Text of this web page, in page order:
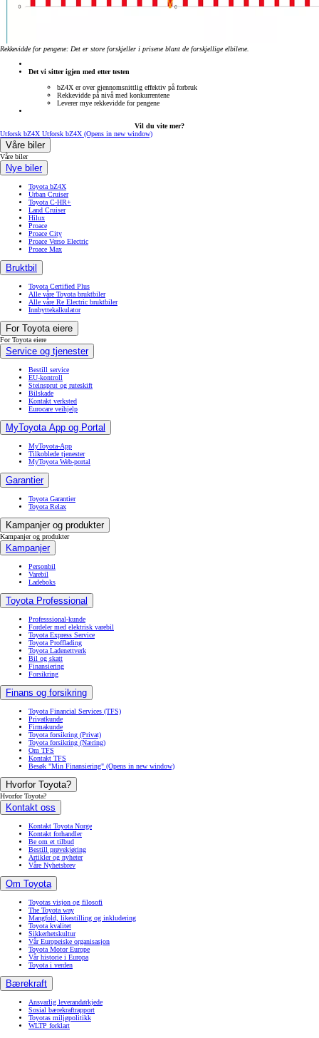
Rekkevidde for pengene: Det er store forskjeller i prisene blant de forskjellige elbilene.
Det vi sitter igjen med etter testen
bZ4X er over gjennomsnittlig effektiv på forbruk
Rekkevidde på nivå med konkurrentene
Leverer mye rekkevidde for pengene
Vil du vite mer?
Utforsk bZ4X Utforsk bZ4X (Opens in new window)
Våre biler
Våre biler
Nye biler
Toyota bZ4X
Urban Cruiser
Toyota C-HR+
Land Cruiser
Hilux
Proace
Proace City
Proace Verso Electric
Proace Max
Bruktbil
Toyota Certified Plus
Alle våre Toyota bruktbiler
Alle våre Re Electric bruktbiler
Innbyttekalkulator
For Toyota eiere
For Toyota eiere
Service og tjenester
Bestill service
EU-kontroll
Steinsprut og ruteskift
Bilskade
Kontakt verksted
Eurocare veihjelp
MyToyota App og Portal
MyToyota-App
Tilkoblede tjenester
MyToyota Web-portal
Garantier
Toyota Garantier
Toyota Relax
Kampanjer og produkter
Kampanjer og produkter
Kampanjer
Personbil
Varebil
Ladeboks
Toyota Professional
Professsional-kunde
Fordeler med elektrisk varebil
Toyota Express Service
Toyota Profflading
Toyota Ladenettverk
Bil og skatt
Finansiering
Forsikring
Finans og forsikring
Toyota Financial Services (TFS)
Privatkunde
Firmakunde
Toyota forsikring (Privat)
Toyota forsikring (Næring)
Om TFS
Kontakt TFS
Besøk "Min Finansiering" (Opens in new window)
Hvorfor Toyota?
Hvorfor Toyota?
Kontakt oss
Kontakt Toyota Norge
Kontakt forhandler
Be om et tilbud
Bestill prøvekjøring
Artikler og nyheter
Våre Nyhetsbrev
Om Toyota
Toyotas visjon og filosofi
The Toyota way
Mangfold, likestilling og inkludering
Toyota kvalitet
Sikkerhetskultur
Vår Europeiske organisasjon
Toyota Motor Europe
Vår historie i Europa
Toyota i verden
Bærekraft
Ansvarlig leverandørkjede
Sosial bærekraftrapport
Toyotas miljøpolitikk
WLTP forklart